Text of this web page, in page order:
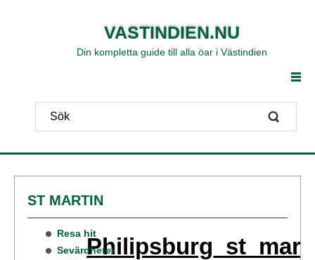
VASTINDIEN.NU
Din kompletta guide till alla öar i Västindien
ST MARTIN
Resa hit
Sevärdheter